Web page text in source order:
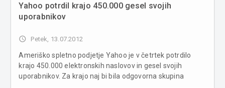
Yahoo potrdil krajo 450.000 gesel svojih
uporabnikov
access_time Petek, 13.07.2012
Ameriško spletno podjetje Yahoo je v četrtek potrdilo
krajo 450.000 elektronskih naslovov in gesel svojih
uporabnikov. Za krajo naj bi bila odgovorna skupina